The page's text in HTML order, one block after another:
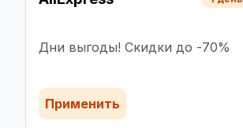
Дни выгоды! Скидки до -70%
Применить